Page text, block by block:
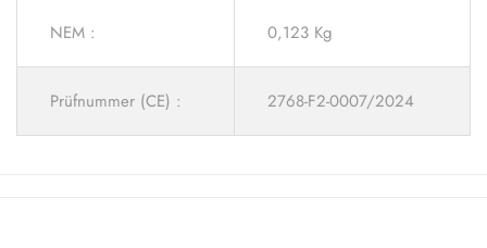
NEM : 0,123 Kg
Prüfnummer (CE) : 2768-F2-0007/2024